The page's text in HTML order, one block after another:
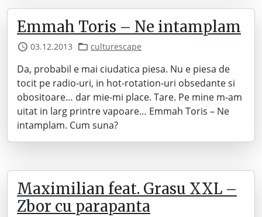
Emmah Toris – Ne intamplam
03.12.2013 culturescape
Da, probabil e mai ciudatica piesa. Nu e piesa de
tocit pe radio-uri, in hot-rotation-uri obsedante si
obositoare… dar mie-mi place. Tare. Pe mine m-am
uitat in larg printre vapoare… Emmah Toris – Ne
intamplam. Cum suna?
Maximilian feat. Grasu XXL –
Zbor cu parapanta